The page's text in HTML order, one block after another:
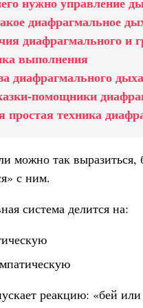
диафрагмальное
диафрагмального и
выполнения
диафрагмального
помощники
простая техника
можно так
с ним.
система делится на:
реакцию: «бей